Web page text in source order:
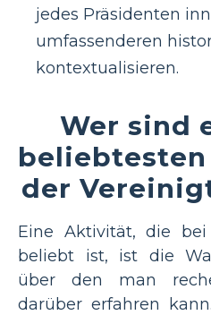
jedes Präsidenten
umfassenderen
kontextualisieren.
Wer sind
der
Eine Aktivität, die
beliebt ist, ist die
über den man
darüber erfahren